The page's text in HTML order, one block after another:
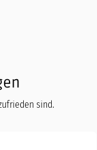
sind.